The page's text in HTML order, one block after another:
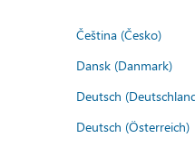
Čeština (Česko)
Dansk (Danmark)
Deutsch
Deutsch (Österreich)